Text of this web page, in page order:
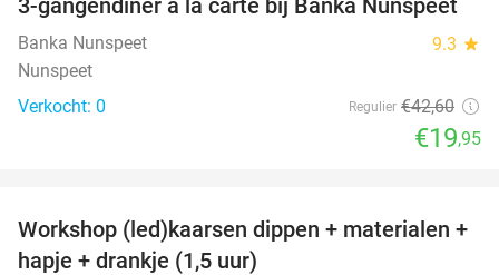
53%
NEW
TODAY
Banka Nunspeet 9.3 star
Nunspeet
Verkocht: 0
Regulier €42,60
€19,95
50%
Workshop (led)kaarsen dippen + materialen +
hapje + drankje (1,5 uur)